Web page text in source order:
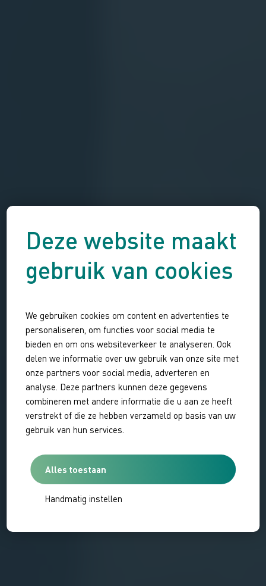
Deze website maakt
gebruik van cookies
We gebruiken cookies om content en advertenties te
personaliseren, om functies voor social media te
bieden en om ons websiteverkeer te analyseren. Ook
delen we informatie over uw gebruik van onze site met
onze partners voor social media, adverteren en
analyse. Deze partners kunnen deze gegevens
combineren met andere informatie die u aan ze heeft
verstrekt of die ze hebben verzameld op basis van uw
gebruik van hun services.
Handmatig instellen
Alles toestaan